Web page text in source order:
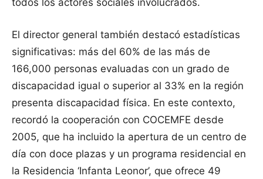
El director general también destacó estadísticas
significativas: más del 60% de las más de
166,000 personas evaluadas con un grado de
discapacidad igual o superior al 33% en la región
presenta discapacidad física. En este contexto,
recordó la cooperación con COCEMFE desde
2005, que ha incluido la apertura de un centro de
día con doce plazas y un programa residencial en
la Residencia ‘Infanta Leonor’, que ofrece 49